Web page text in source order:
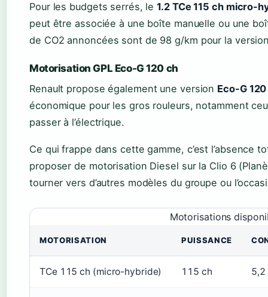
Pour les budgets serrés, le1.2 TCe 115 ch micro-
peut être associée à une boîte manuelle ou une
de CO2 annoncées sont de 98 g/km pour la
Motorisation GPL Eco-G 120 ch
Renault propose également une version Eco-G
économique pour les gros rouleurs, notamment
passer à l’électrique.
Ce qui frappe dans cette gamme, c’est l’absence
proposer de motorisation Diesel sur la Clio 6
tourner vers d’autres modèles du groupe ou
Motorisations
MOTORISATION PUISSANCE
TCe 115 ch (micro-hybride) 115 ch 5,2